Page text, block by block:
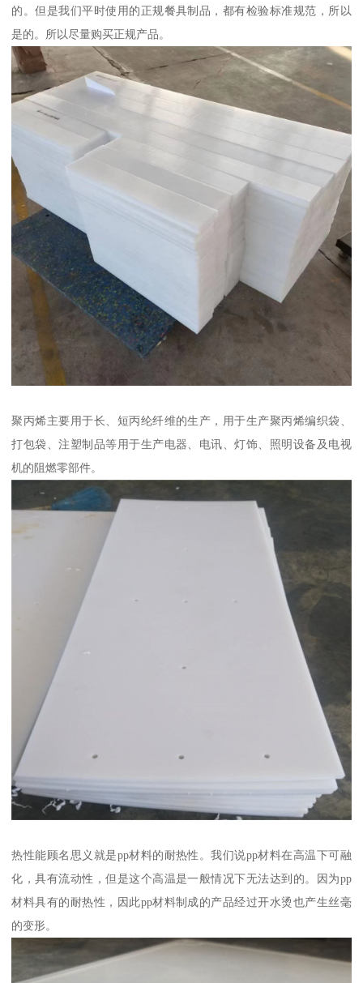
的。但是我们平时使用的正规餐具制品，都有检验标准规范，所以
是的。所以尽量购买正规产品。
聚丙烯主要用于长、短丙纶纤维的生产，用于生产聚丙烯编织袋、
打包袋、注塑制品等用于生产电器、电讯、灯饰、照明设备及电视
机的阻燃零部件。
热性能顾名思义就是pp材料的耐热性。我们说pp材料在高温下可融
化，具有流动性，但是这个高温是一般情况下无法达到的。因为pp
材料具有的耐热性，因此pp材料制成的产品经过开水烫也产生丝毫
的变形。